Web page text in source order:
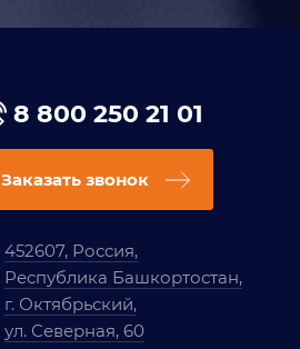
8 800 250 21 01
Заказать звонок
452607, Россия,
Республика Башкортостан,
г. Октябрьский,
ул. Северная, 60